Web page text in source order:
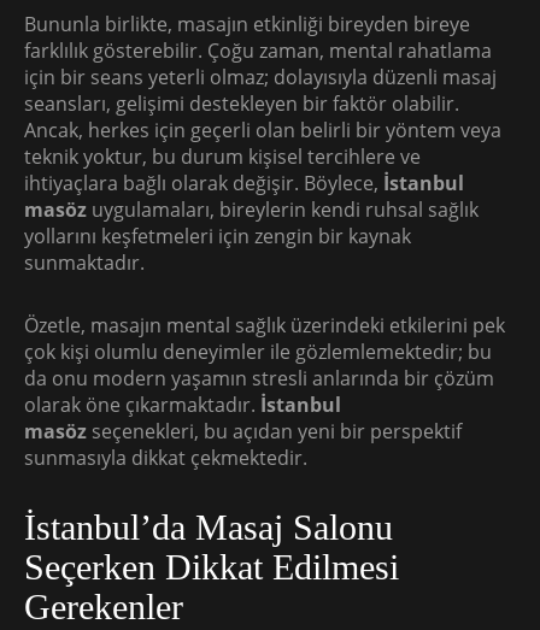
Bununla birlikte, masajın etkinliği bireyden bireye
farklılık gösterebilir. Çoğu zaman, mental rahatlama
için bir seans yeterli olmaz; dolayısıyla düzenli masaj
seansları, gelişimi destekleyen bir faktör olabilir.
Ancak, herkes için geçerli olan belirli bir yöntem veya
teknik yoktur, bu durum kişisel tercihlere ve
ihtiyaçlara bağlı olarak değişir. Böylece, İstanbul
masöz uygulamaları, bireylerin kendi ruhsal sağlık
yollarını keşfetmeleri için zengin bir kaynak
sunmaktadır.
Özetle, masajın mental sağlık üzerindeki etkilerini pek
çok kişi olumlu deneyimler ile gözlemlemektedir; bu
da onu modern yaşamın stresli anlarında bir çözüm
olarak öne çıkarmaktadır. İstanbul
masöz seçenekleri, bu açıdan yeni bir perspektif
sunmasıyla dikkat çekmektedir.
İstanbul’da Masaj Salonu
Seçerken Dikkat Edilmesi
Gerekenler